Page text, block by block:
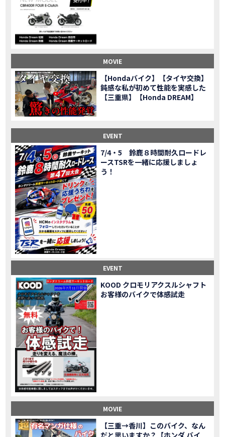
MOVIE 【梅本まどかさんコラボ】CIVIC TYPE R♪スタッフオススメの鈴鹿ドライブへ！【後編】
MOVIE 憧れの大型バイク試乗！4輪走行は驚きの…【Honda GoldWing AfricaTwin】試乗会in鈴鹿ツインサーキット
【鈴鹿ツインサーキット】バイク＆クルマ夢のコラボイベント！「HCM２＆４サーキットフェス」レポ
MOVIE 全員初対面！バイク女子6人がツーリング行ったらwww
バイク女子6人でツーリング行った結果ww！後編
MOVIE 温泉1泊。いつもソロの女性ライダー、大人のマスツーリングへついていった【三重〜長野•茶臼山高原経由】Honda CL500
MOVIE 【梅本まどかさんコラボ】CIVIC TYPE R♪ スタッフオススメの鈴鹿ドライブへ！【前編】
MOVIE ＨＣＭ２＆４サーキットフェス2023 紹介動画②
MOVIE ＨＣＭ２＆４サーキットフェス2023 紹介動画①
Honda Dream 四日市のご紹介
MOVIE Honda Dream 鈴鹿のご紹介
MOVIE
Honda Dream 松阪のご紹介
２月１２日 牡蠣ツーリングフォトギャラリー
EVENT 第6回オフロードスクールフォトギャラリー
EVENT Honda Dream鈴鹿・松阪・四日市 ３店舗合同周年祭フォトギャラリー
MOVIE Honda Dream鈴鹿・松阪・四日市 ３店舗合同周年祭レポート
NEW BIKE NEW BIKE「HAWK 11」新型ロードスポーツモデル HAWK 11を発売！
NEW BIKE NEW BIKE「ダックス125」新型レジャーバイク ダックス125を発売！
MOVIE Honda Dream 鈴鹿 オフロードスクール紹介
【新車中古車多数】三重県でバイクを探すなら！HondaDream松阪【ホンダ二輪車専門店】
MOVIE 【県下最大規模】三重県でバイクを探すなら！HondaDream鈴鹿【ホンダ二輪車専門店】
NEW BIKE 「CBR400R」「400X」の仕様 を一部変更し発売!
NEW BIKE 大型プレミアムツアラー「Gold Wing」 シリーズのカラーバリエーション を一部変更し発売!
NEW BIKE クルーザーモデル 「Rebel 250 S Edition」 に新色を追加し発表！
NEW BIKE 「CT125・ハンターカブ」 に新色を追加し発売！
NEW BIKE 「CB1100 EX Final Edition」「CB1100 RS Final Edition」を発売
NEW BIKE 「モンキー125」に5速トランスミッションを採用した新エンジンを搭載し発売！
NEW BIKE 「スーパーカブ C125」に環境性能を向上させた新エンジンを搭載し発売！
EVENT 【イベントレポート】2021年 7月25日 敦賀ツーリング
「ADV150」に受注期間限定のカラーリングを設定し発売！
NEW BIKE 「GB350」「GB350 S」新型ロードスポーツモデル GB350・GB350 S を発売！
MOVIE
【Hondaバイク】【タイヤ交換】
鈍感な私が初めて性能を実感した
【三重県】【Honda DREAM】
EVENT
7/4・5 鈴鹿８時間耐久ロードレ
ースTSRを一緒に応援しましょ
う！
EVENT
KOOD クロモリアクスルシャフト
お客様のバイクで体感試走
MOVIE
【三重→香川】このバイク、なん